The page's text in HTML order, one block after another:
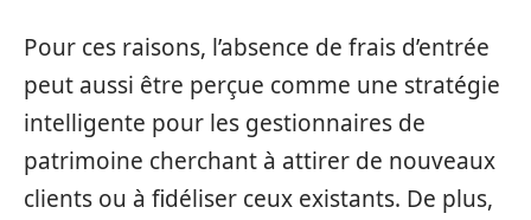
Pour ces raisons, l’absence de frais d’entrée
peut aussi être perçue comme une stratégie
intelligente pour les gestionnaires de
patrimoine cherchant à attirer de nouveaux
clients ou à fidéliser ceux existants. De plus,